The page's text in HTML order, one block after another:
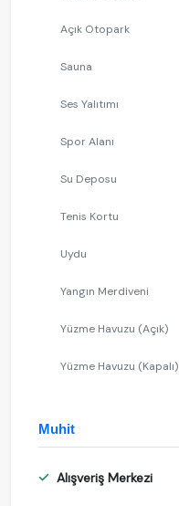
Açık Otopark
Sauna
Ses Yalıtımı
Spor Alanı
Su Deposu
Tenis Kortu
Uydu
Yangın Merdiveni
Yüzme Havuzu (Açık)
Yüzme Havuzu (Kapalı)
Muhit
Alışveriş Merkezi